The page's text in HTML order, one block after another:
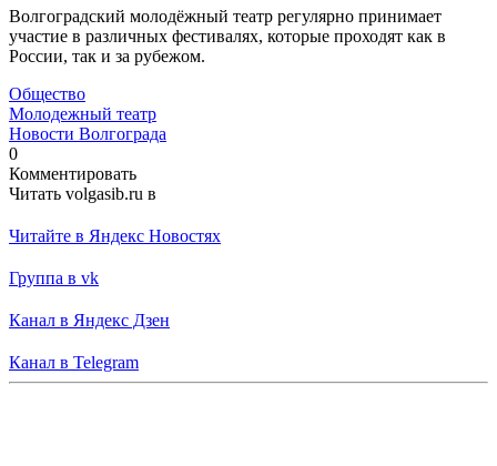
Волгоградский молодёжный театр регулярно принимает
участие в различных фестивалях, которые проходят как в
России, так и за рубежом.
Общество
Молодежный театр
Новости Волгограда
0
Комментировать
Читать volgasib.ru в
Читайте в Яндекс Новостях
Группа в vk
Канал в Яндекс Дзен
Канал в Telegram